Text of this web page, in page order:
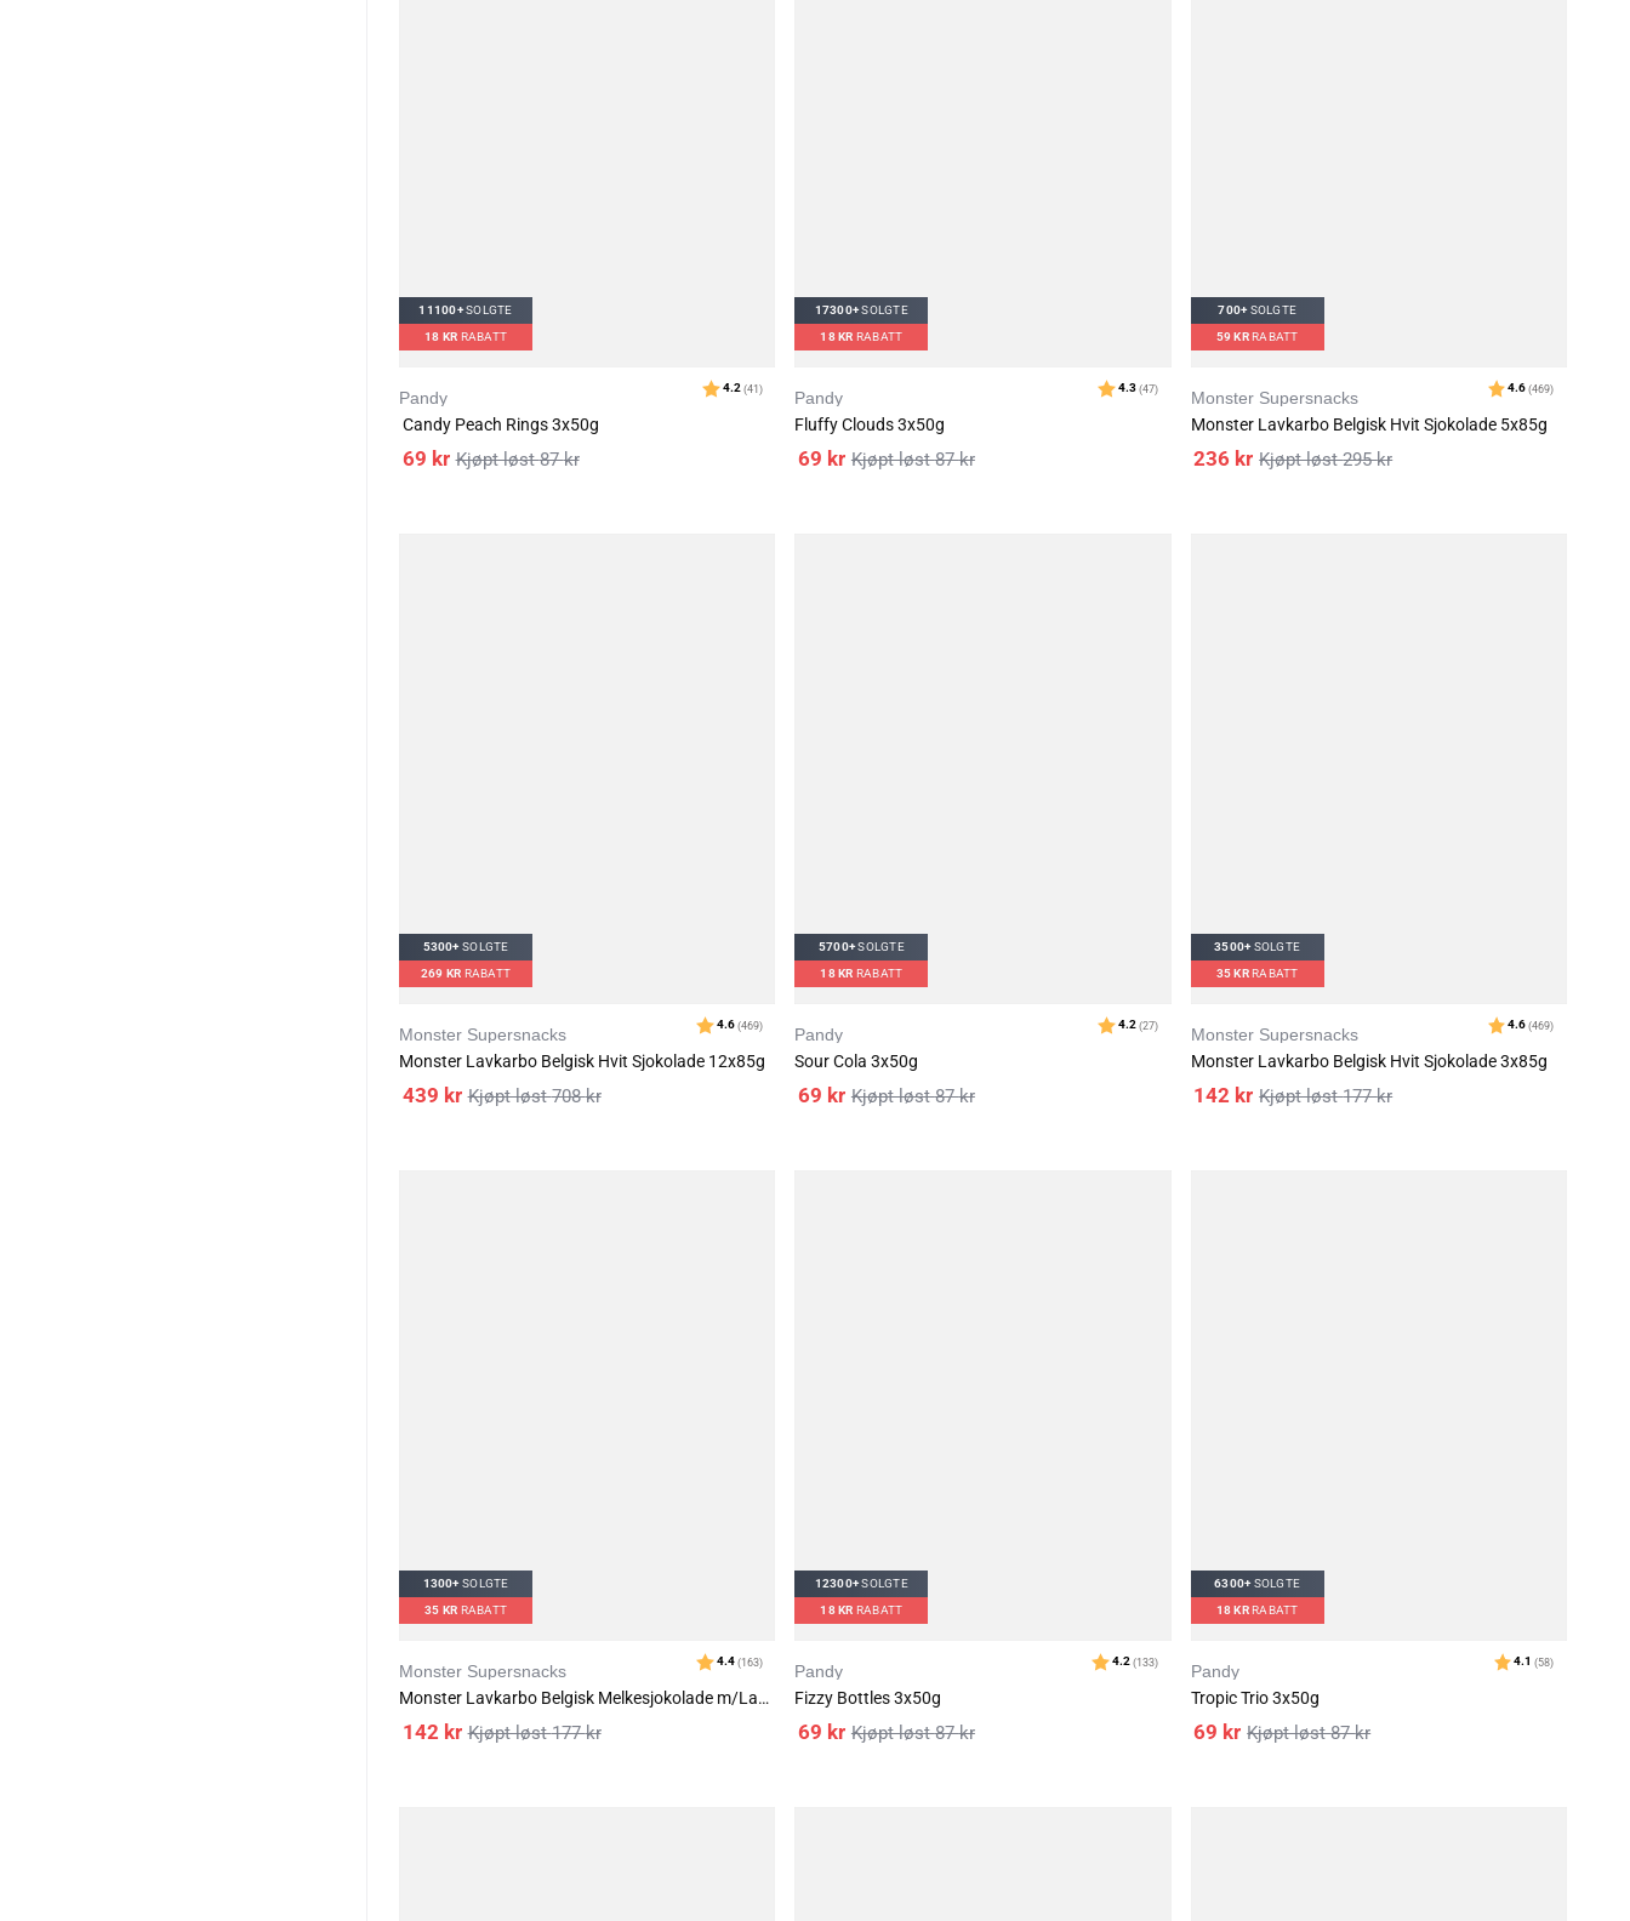
11100+SOLGTE
18 KR RABATT
Pandy
Candy Peach Rings 3x50g
87kr
69 kr
17300+SOLGTE
18KR RABATT
Pandy
Fluffy Clouds 3x50g
87kr
69 kr
700+SOLGTE
59KRRABATT
Monster Supersnacks
Monster Lavkarbo Belgisk Hvit Sjokolade 5x85g
295kr
236 kr
5300+SOLGTE
269 KR RABATT
Monster Supersnacks
Monster Lavkarbo Belgisk Hvit Sjokolade 12x85g
708kr
439 kr
5700+SOLGTE
18KR RABATT
Pandy
Sour Cola 3x50g
87kr
69 kr
3500+SOLGTE
35KRRABATT
Monster Supersnacks
Monster Lavkarbo Belgisk Hvit Sjokolade 3x85g
177kr
142 kr
1300+SOLGTE
35 KR RABATT
Monster Supersnacks
Monster Lavkarbo Belgisk Melkesjokolade m/Lakrisrot 3x85g
177kr
142 kr
12300+SOLGTE
18KR RABATT
Pandy
Fizzy Bottles 3x50g
87kr
69 kr
6300+SOLGTE
18KRRABATT
Pandy
Tropic Trio 3x50g
87kr
69 kr